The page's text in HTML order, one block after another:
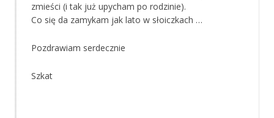
zmieści (i tak już upycham po rodzinie).
Co się da zamykam jak lato w słoiczkach …
Pozdrawiam serdecznie
Szkat